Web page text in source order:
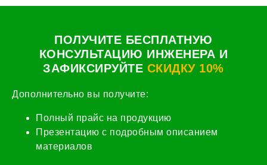
ПОЛУЧИТЕ БЕСПЛАТНУЮ
КОНСУЛЬТАЦИЮ ИНЖЕНЕРА И
ЗАФИКСИРУЙТЕ СКИДКУ 10%
Дополнительно вы получите:
Полный прайс на продукцию
Презентацию с подробным описанием
материалов